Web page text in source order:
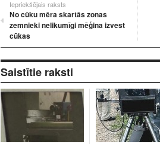
Iepriekšējais raksts
No cūku mēra skartās zonas
zemnieki nelikumīgi mēģina izvest
cūkas
Saistītie raksti